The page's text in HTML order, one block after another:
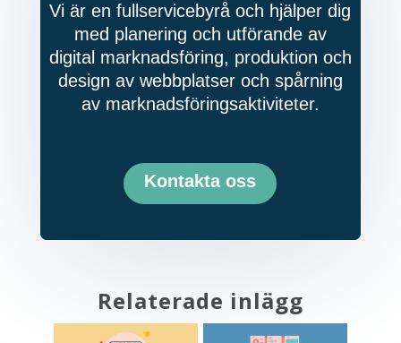
Vi är en fullservicebyrå och hjälper dig
med planering och utförande av
digital marknadsföring, produktion och
design av webbplatser och spårning
av marknadsföringsaktiviteter.
Kontakta oss
Relaterade inlägg